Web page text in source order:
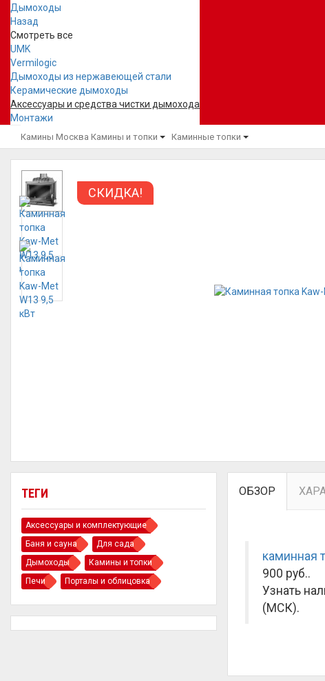
Дымоходы
Назад
Смотреть все
UMK
Vermilogic
Дымоходы из нержавеющей стали
Керамические дымоходы
Аксессуары и средства чистки дымохода
Монтажи
Камины Москва Камины и топки Каминные топки
СКИДКА!
ТЕГИ
Аксессуары и комплектующие
Баня и сауна
Для сада
Дымоходы
Камины и топки
Печи
Порталы и облицовка
ОБЗОР
каминная
900 руб..
Узнать
(МСК).